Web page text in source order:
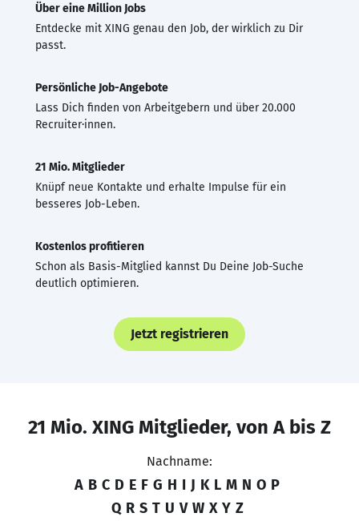
Über eine Million Jobs
Entdecke mit XING genau den Job, der wirklich zu Dir
passt.
Persönliche Job-Angebote
Lass Dich finden von Arbeitgebern und über 20.000
Recruiter·innen.
21 Mio. Mitglieder
Knüpf neue Kontakte und erhalte Impulse für ein
besseres Job-Leben.
Kostenlos profitieren
Schon als Basis-Mitglied kannst Du Deine Job-Suche
deutlich optimieren.
Jetzt registrieren
21 Mio. XING Mitglieder, von A bis Z
Nachname:
A B C D E F G H I J K L M N O P
Q R S T U V W X Y Z